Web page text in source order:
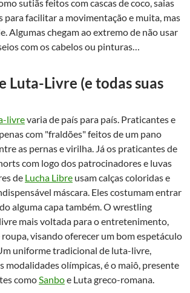
sutiãs feitos com cascas de coco, saias
para facilitar a movimentação e muita, mas
Algumas chegam ao extremo de não usar
com os cabelos ou pinturas…
Luta-Livre (e todas suas
livrevaria de país para país. Praticantes e
com "fraldões" feitos de um pano
as pernas e virilha. Já os praticantes de
com logo dos patrocinadores e luvas
de Lucha Libre usam calças coloridas e
máscara. Eles costumam entrar
alguma capa também. O wrestling
mais voltada para o entretenimento,
visando oferecer um bom espetáculo
uniforme tradicional de luta-livre,
modalidades olímpicas, é o maiô, presente
como Sanboe Luta greco-romana.